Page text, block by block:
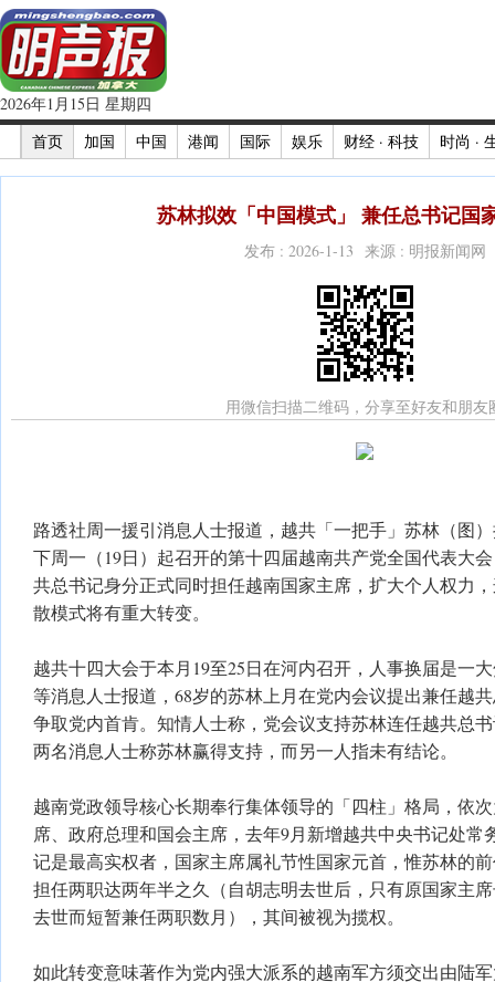
2026年1月15日 星期四
首页
加国 中国 港闻 国际 娱乐 财经 · 科技 时尚 ·
苏林拟效「中国模式」 兼任总书记国
发布 : 2026-1-13 来源 : 明报新闻网
用微信扫描二维码，分享至好友和朋友
路透社周一援引消息人士报道，越共「一把手」苏林（图
下周一（19日）起召开的第十四届越南共产党全国代表大
共总书记身分正式同时担任越南国家主席，扩大个人权力
散模式将有重大转变。
越共十四大会于本月19至25日在河内召开，人事换届是一
等消息人士报道，68岁的苏林上月在党内会议提出兼任越
争取党内首肯。知情人士称，党会议支持苏林连任越共总
两名消息人士称苏林赢得支持，而另一人指未有结论。
越南党政领导核心长期奉行集体领导的「四柱」格局，依
席、政府总理和国会主席，去年9月新增越共中央书记处常
记是最高实权者，国家主席属礼节性国家元首，惟苏林的
担任两职达两年半之久（自胡志明去世后，只有原国家主
去世而短暂兼任两职数月），其间被视为揽权。
如此转变意味著作为党内强大派系的越南军方须交出由陆